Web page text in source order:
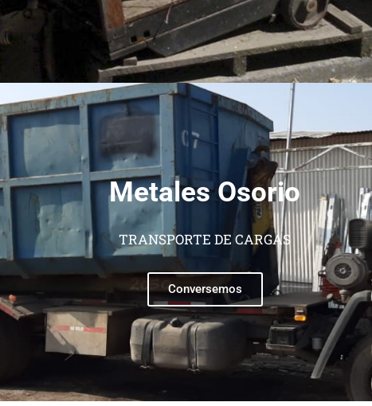
Metales Osorio
TRANSPORTE DE CARGAS
Conversemos